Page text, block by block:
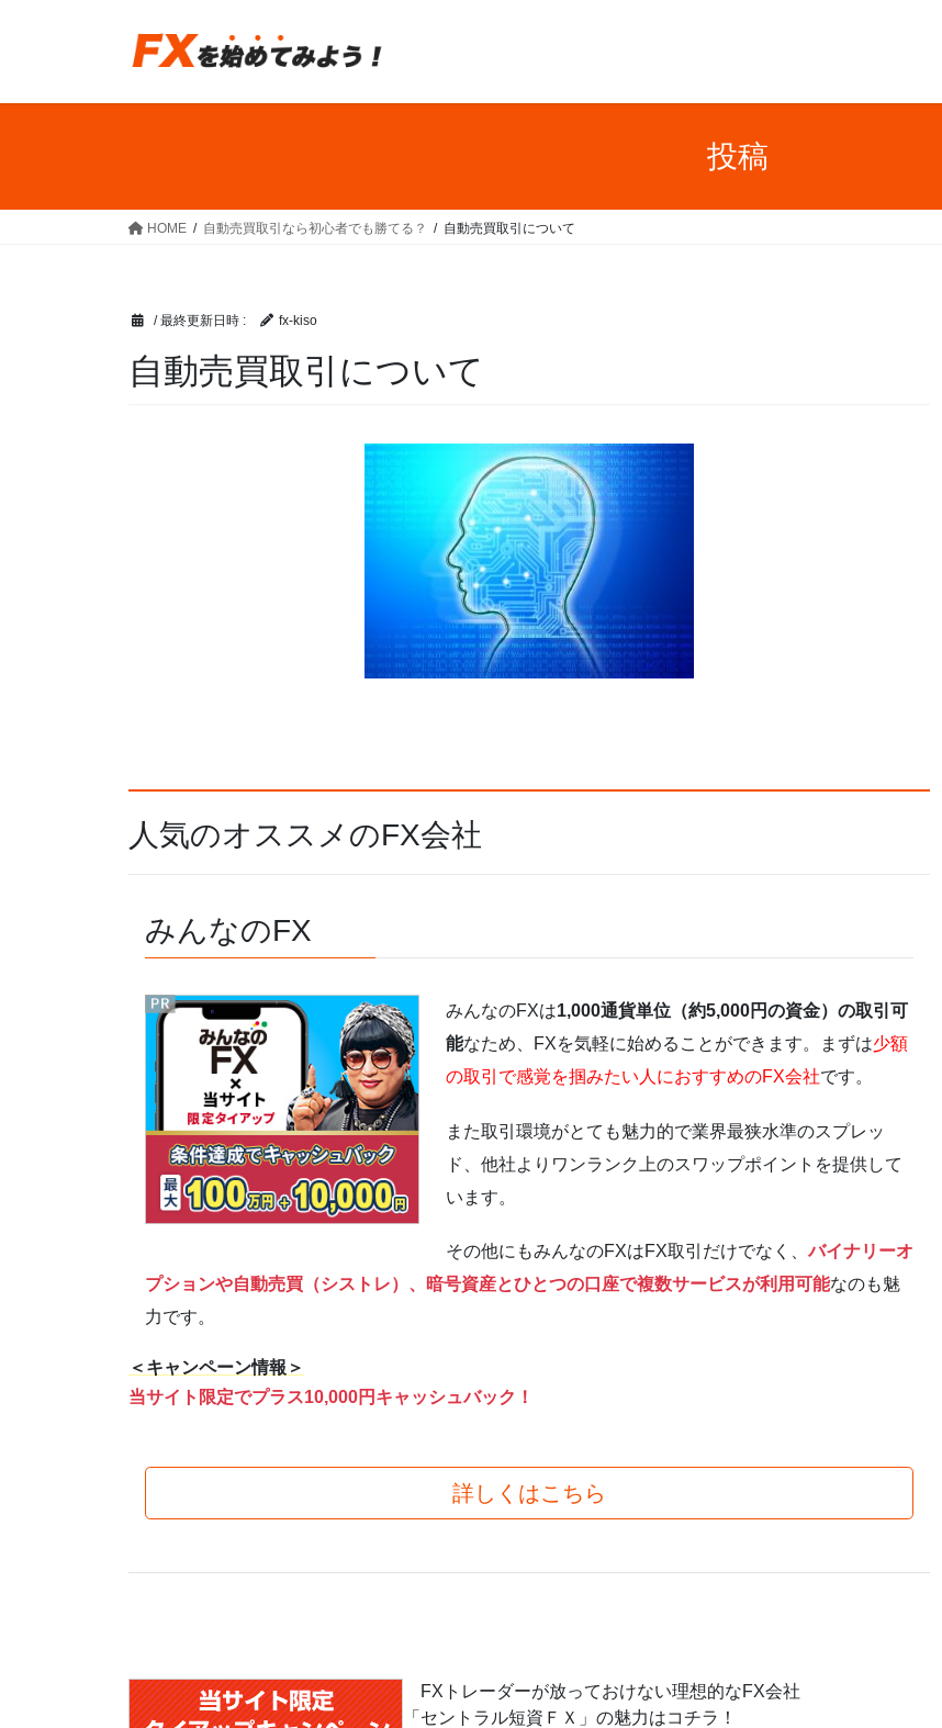
投稿
HOME 自動売買取引なら初心者でも勝てる？ 自動売買取引について
/ 最終更新日時 : fx-kiso
自動売買取引について
人気のオススメのFX会社
みんなのFX
みんなのFXは1,000通貨単位（約5,000円の資金）の取引可
能なため、FXを気軽に始めることができます。まずは少額
の取引で感覚を掴みたい人におすすめのFX会社です。
また取引環境がとても魅力的で業界最狭水準のスプレッ
ド、他社よりワンランク上のスワップポイントを提供して
います。
その他にもみんなのFXはFX取引だけでなく、バイナリーオ
プションや自動売買（シストレ）、暗号資産とひとつの口座で複数サービスが利用可能なのも魅
力です。
＜キャンペーン情報＞
当サイト限定でプラス10,000円キャッシュバック！
詳しくはこちら
FXトレーダーが放っておけない理想的なFX会社
「セントラル短資ＦＸ」の魅力はコチラ！